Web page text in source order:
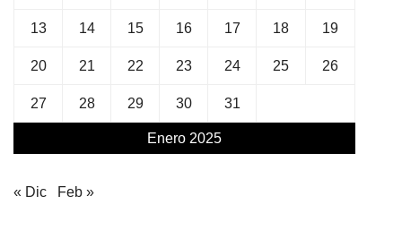
Enero 2025
13 14 15 16 17 18 19
20 21 22 23 24 25 26
27 28 29 30 31
« Dic Feb »